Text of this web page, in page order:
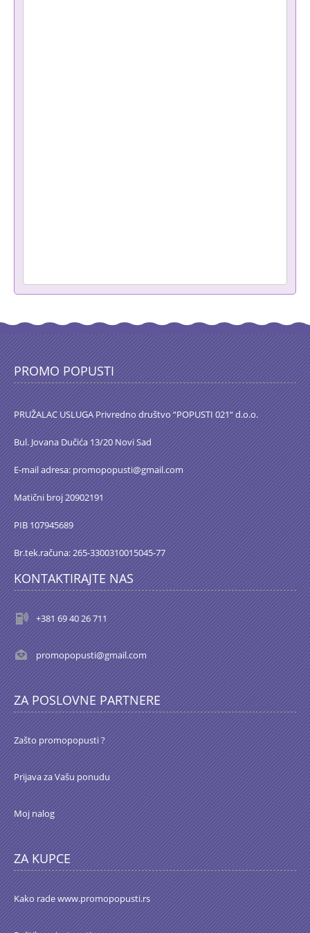
PROMO POPUSTI
PRUŽALAC USLUGA Privredno društvo “POPUSTI 021“ d.o.o.
Bul. Jovana Dučića 13/20 Novi Sad
E-mail adresa: promopopusti@gmail.com
Matični broj 20902191
PIB 107945689
Br.tek.računa: 265-3300310015045-77
KONTAKTIRAJTE NAS
+381 69 40 26 711
promopopusti@gmail.com
ZA POSLOVNE PARTNERE
Zašto promopopusti ?
Prijava za Vašu ponudu
Moj nalog
ZA KUPCE
Kako rade www.promopopusti.rs